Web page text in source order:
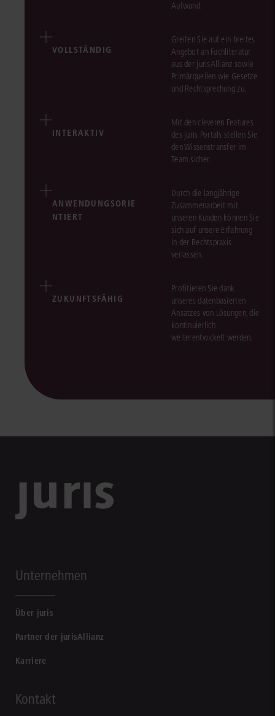
Aufwand.
VOLLSTÄNDIG
Greifen Sie auf ein breites
Angebot an Fachliteratur
aus der jurisAllianz sowie
Primärquellen wie Gesetze
und Rechtsprechung zu.
INTERAKTIV
Mit den cleveren Features
des juris Portals stellen Sie
den Wissenstransfer im
Team sicher.
ANWENDUNGSORIE
NTIERT
Durch die langjährige
Zusammenarbeit mit
unseren Kunden können Sie
sich auf unsere Erfahrung
in der Rechtspraxis
verlassen.
ZUKUNFTSFÄHIG
Profitieren Sie dank
unseres datenbasierten
Ansatzes von Lösungen, die
kontinuierlich
weiterentwickelt werden.
Unternehmen
Über juris
Partner der jurisAllianz
Karriere
Kontakt